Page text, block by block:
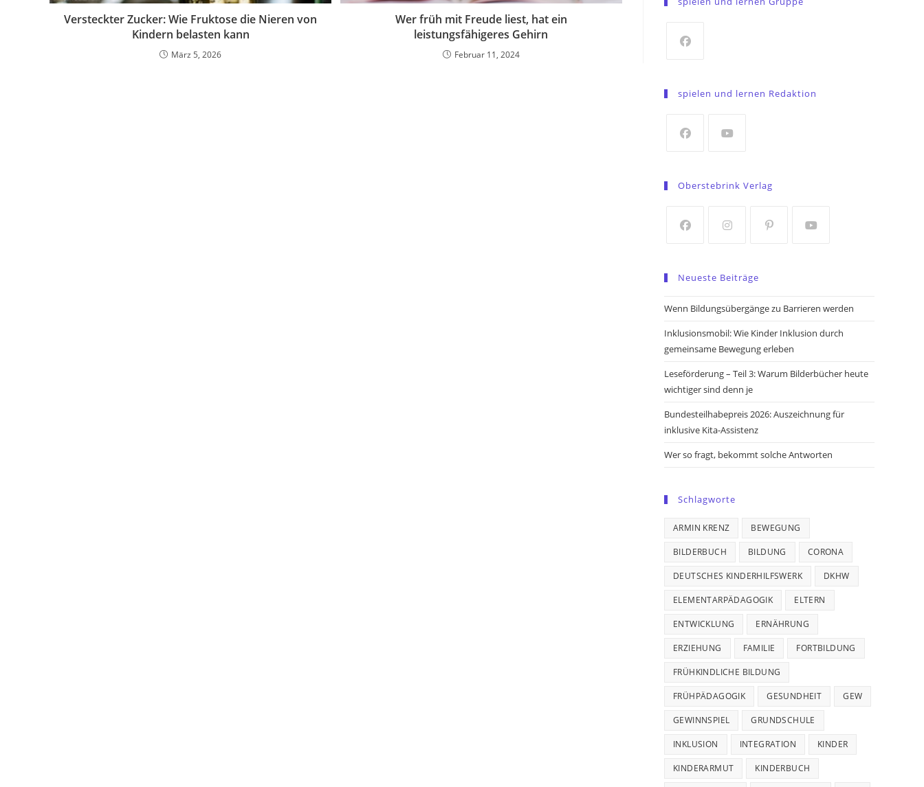
Versteckter Zucker: Wie Fruktose die Nieren von
Kindern belasten kann
März 5, 2026
Wer früh mit Freude liest, hat ein
leistungsfähigeres Gehirn
Februar 11, 2024
a
tab
spielen und lernen Redaktion
a
tab
Oberstebrink Verlag
a
new
a
new
new
Neueste Beiträge
Wenn Bildungsübergänge zu Barrieren werden
Inklusionsmobil: Wie Kinder Inklusion durch
gemeinsame Bewegung erleben
Leseförderung – Teil 3: Warum Bilderbücher heute
wichtiger sind denn je
Bundesteilhabepreis 2026: Auszeichnung für
inklusive Kita-Assistenz
Wer so fragt, bekommt solche Antworten
Schlagworte
ARMIN KRENZ BEWEGUNG
BILDERBUCH BILDUNG CORONA
DEUTSCHES KINDERHILFSWERK DKHW
ELEMENTARPÄDAGOGIK ELTERN
ENTWICKLUNG ERNÄHRUNG
ERZIEHUNG FAMILIE FORTBILDUNG
FRÜHKINDLICHE BILDUNG
FRÜHPÄDAGOGIK GESUNDHEIT GEW
GEWINNSPIEL GRUNDSCHULE
INKLUSION INTEGRATION KINDER
KINDERARMUT KINDERBUCH